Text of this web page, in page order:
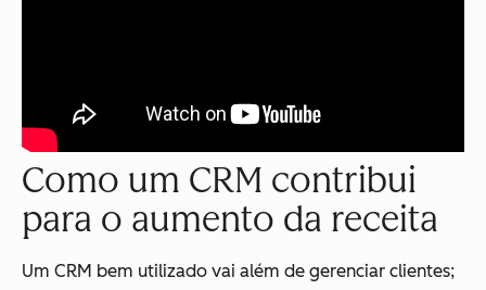
Como um CRM contribui
para o aumento da receita
Um CRM bem utilizado vai além de gerenciar clientes;